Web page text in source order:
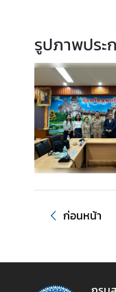
ะ
ช
สั
ม
พั
น
ธ์
า
รูปภาพประ
ก่อนหน้า